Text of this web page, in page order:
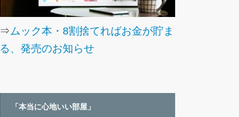
⇒ムック本・8割捨てればお金が貯ま
る、発売のお知らせ
「本当に心地いい部屋」